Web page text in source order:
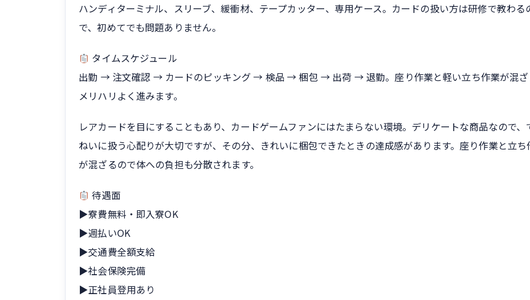
ハンディターミナル、スリーブ、緩衝材、テープカッター、専用ケース。カードの扱い方は研修で教わる
で、初めてでも問題ありません。
タイムスケジュール
出勤 → 注文確認 → カードのピッキング → 検品 → 梱包 → 出荷 → 退勤。座り作業と軽い立ち作業が混ざ
メリハリよく進みます。
レアカードを目にすることもあり、カードゲームファンにはたまらない環境。デリケートな商品なので、
ねいに扱う心配りが大切ですが、その分、きれいに梱包できたときの達成感があります。座り作業と立ち
が混ざるので体への負担も分散されます。
待遇面
▶寮費無料・即入寮OK
▶週払いOK
▶交通費全額支給
▶社会保険完備
▶正社員登用あり